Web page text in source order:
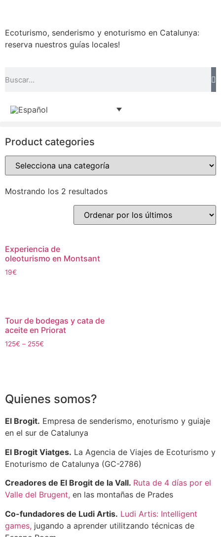
Ecoturismo, senderismo y enoturismo en Catalunya:
reserva nuestros guías locales!
Product categories
Mostrando los 2 resultados
Experiencia de
oleoturismo en Montsant
19€
Tour de bodegas y cata de
aceite en Priorat
125€ – 255€
Quienes somos?
El Brogit. Empresa de senderismo, enoturismo y guiaje
en el sur de Catalunya
El Brogit Viatges. La Agencia de Viajes de Ecoturismo y
Enoturismo de Catalunya (GC-2786)
Creadores de El Brogit de la Vall. Ruta de 4 días por el
Valle del Brugent, en las montañas de Prades
Co-fundadores de Ludi Artis. Ludi Artis: Intelligent
games, jugando a aprender utilitzando técnicas de